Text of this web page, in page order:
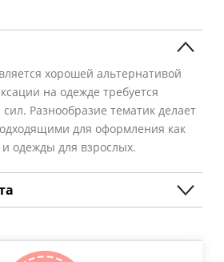
хорошей альтернативой
на одежде требуется
Разнообразие тематик делает
для оформления как
одежды для взрослых.